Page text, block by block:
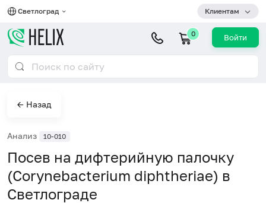
Светлоград Клиентам
0 Войти
← Назад
Анализ 10-010
Посев на дифтерийную палочку
(Corynebacterium diphtheriae) в
Светлограде